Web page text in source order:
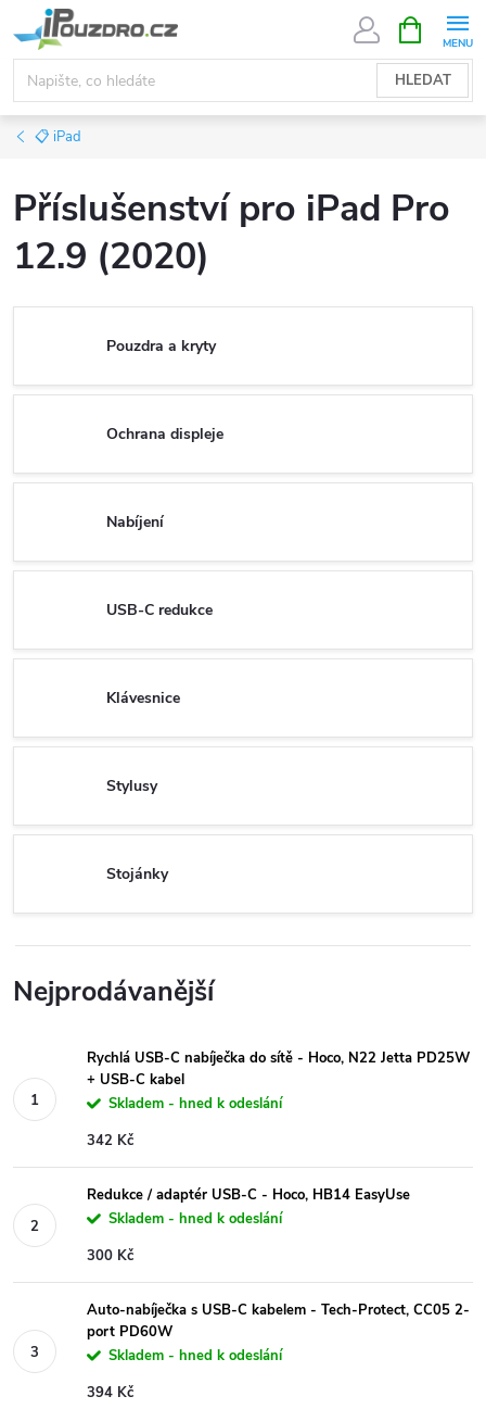
na
obsah
HLEDAT
NÁKUPNÍ
KOŠÍK
📋 iPad
Příslušenství pro iPad Pro
12.9 (2020)
Pouzdra a kryty
Ochrana displeje
Nabíjení
USB-C redukce
Klávesnice
Stylusy
Stojánky
Nejprodávanější
Rychlá USB-C nabíječka do sítě - Hoco, N22 Jetta PD25W
+ USB-C kabel
Skladem - hned k odeslání
342 Kč
Redukce / adaptér USB-C - Hoco, HB14 EasyUse
Skladem - hned k odeslání
300 Kč
Auto-nabíječka s USB-C kabelem - Tech-Protect, CC05 2-
port PD60W
Skladem - hned k odeslání
394 Kč